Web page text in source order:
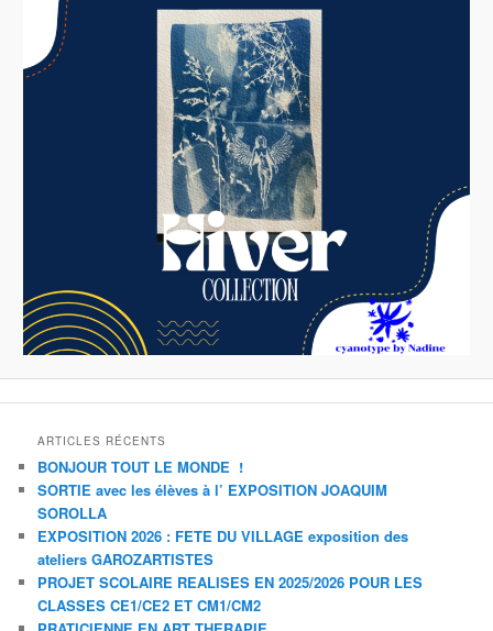
ARTICLES RÉCENTS
BONJOUR TOUT LE MONDE !
SORTIE avec les élèves à l’ EXPOSITION JOAQUIM
SOROLLA
EXPOSITION 2026 : FETE DU VILLAGE exposition des
ateliers GAROZARTISTES
PROJET SCOLAIRE REALISES EN 2025/2026 POUR LES
CLASSES CE1/CE2 ET CM1/CM2